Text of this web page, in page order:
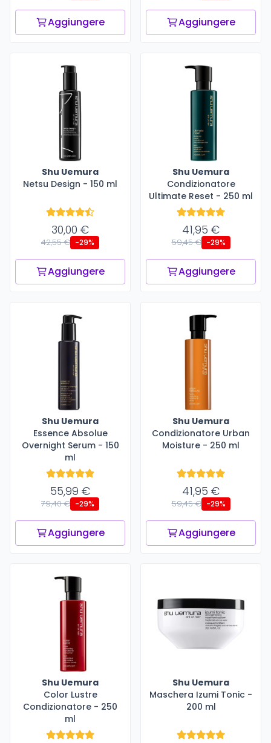
Aggiungere Aggiungere
Shu Uemura
Netsu Design - 150 ml
30,00 €
42,55 € -29%
Aggiungere
Shu Uemura
Condizionatore
Ultimate Reset - 250 ml
41,95 €
59,45 € -29%
Aggiungere
Shu Uemura
Essence Absolue
Overnight Serum - 150
ml
55,99 €
79,40 € -29%
Aggiungere
Shu Uemura
Condizionatore Urban
Moisture - 250 ml
41,95 €
59,45 € -29%
Aggiungere
Shu Uemura
Color Lustre
Condizionatore - 250
ml
Shu Uemura
Maschera Izumi Tonic -
200 ml